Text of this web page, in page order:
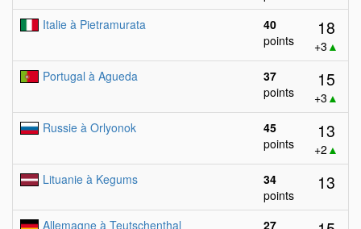
Italie à Pietramurata
40
points
18
+3 ▲
Portugal à Agueda
37
points
15
+3 ▲
Russie à Orlyonok
45
points
13
+2 ▲
Lituanie à Kegums
34
points
13
Allemagne à Teutschenthal
27